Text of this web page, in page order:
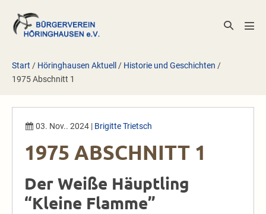
Inhalt
springen
Suche-
Start / Höringhausen Aktuell / Historie und Geschichten /
1975 Abschnitt 1
03. Nov.. 2024 | Brigitte Trietsch
1975 ABSCHNITT 1
Der Weiße Häuptling
“Kleine Flamme”